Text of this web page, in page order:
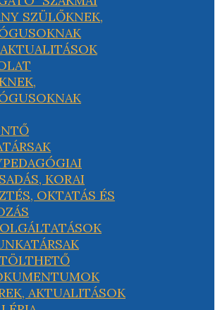
SZÜLŐKNEK,
KORAI
OKTATÁS ÉS
AKTUALITÁSOK